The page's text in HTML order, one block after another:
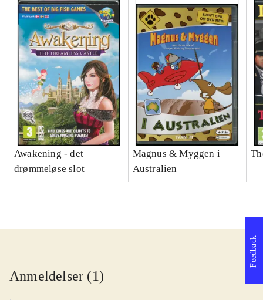
Awakening - det
drømmeløse slot
Magnus & Myggen i
Australien
Anmeldelser (1)
Feedback